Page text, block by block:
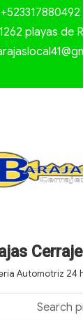
+523317880492
playas de
Automotriz 24